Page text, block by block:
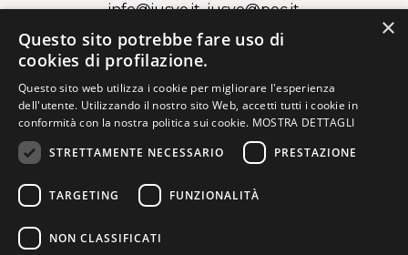
info@iusve.it iusve@pec.it
COME ARRIVARE AL CAMPUS DI MESTRE
Via Regaste San Zeno 17 – 37123 Verona
C.F. 82000110278 – P.I. 02173980273
info@iusve.it
×
Questo sito potrebbe fare uso di
cookies di profilazione.
Questo sito web utilizza i cookie per migliorare l'esperienza
dell'utente. Utilizzando il nostro sito Web, accetti tutti i cookie in
conformità con la nostra politica sui cookie. MOSTRA DETTAGLI
STRETTAMENTE NECESSARIO
PRESTAZIONE
TARGETING FUNZIONALITÀ
NON CLASSIFICATI